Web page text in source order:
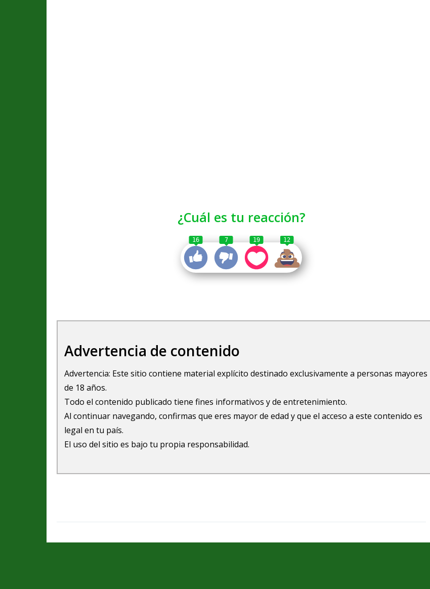
¿Cuál es tu reacción?
16 7 19 12
Advertencia de contenido
Advertencia: Este sitio contiene material explícito destinado exclusivamente a personas mayores
de 18 años.
Todo el contenido publicado tiene fines informativos y de entretenimiento.
Al continuar navegando, confirmas que eres mayor de edad y que el acceso a este contenido es
legal en tu país.
El uso del sitio es bajo tu propia responsabilidad.